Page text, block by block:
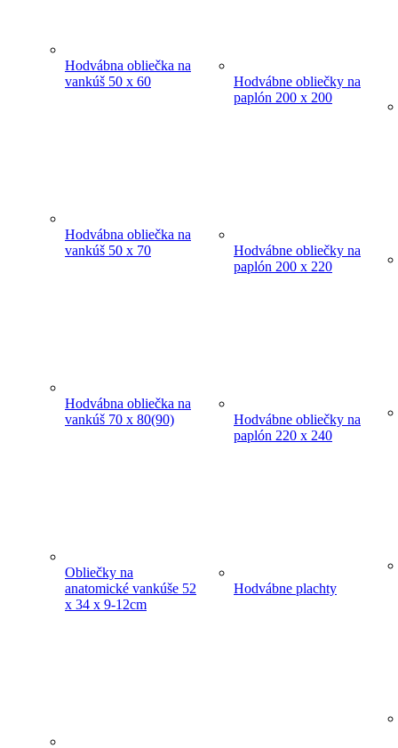
Hodvábna obliečka na
vankúš 50 x 60
Hodvábna obliečka na
vankúš 50 x 70
Hodvábna obliečka na
vankúš 70 x 80(90)
Obliečky na
anatomické vankúše 52
x 34 x 9-12cm
Hodvábne obliečky na
paplón 200 x 200
Hodvábne obliečky na
paplón 200 x 220
Hodvábne obliečky na
paplón 220 x 240
Hodvábne plachty